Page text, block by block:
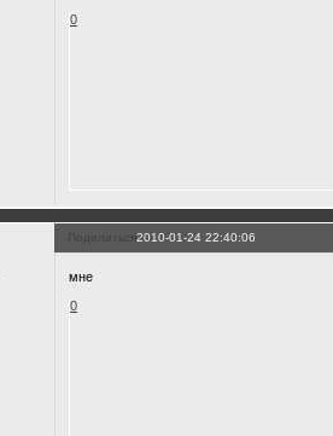
0
Поделиться2010-01-24 22:40:06
мне
0